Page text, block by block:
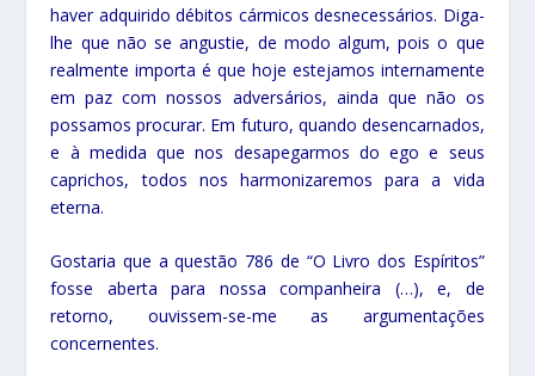
haver adquirido débitos cármicos desnecessários. Diga-
lhe que não se angustie, de modo algum, pois o que
realmente importa é que hoje estejamos internamente
em paz com nossos adversários, ainda que não os
possamos procurar. Em futuro, quando desencarnados,
e à medida que nos desapegarmos do ego e seus
caprichos, todos nos harmonizaremos para a vida
eterna.
Gostaria que a questão 786 de “O Livro dos Espíritos”
fosse aberta para nossa companheira (…), e, de
retorno, ouvissem-se-me as argumentações
concernentes.